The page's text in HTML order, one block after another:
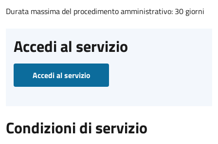
Durata massima del procedimento amministrativo: 30 giorni
Accedi al servizio
Accedi al servizio
Condizioni di servizio